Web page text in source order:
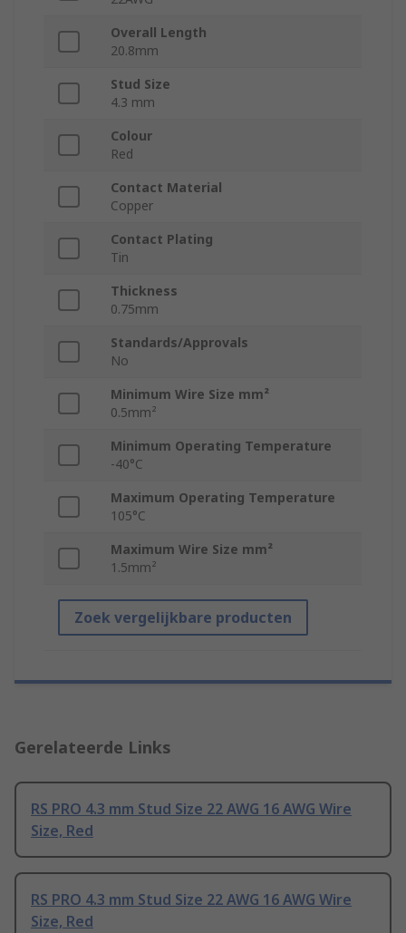
Overall Length
20.8mm
Stud Size
4.3 mm
Colour
Red
Contact Material
Copper
Contact Plating
Tin
Thickness
0.75mm
Standards/Approvals
No
Minimum Wire Size mm²
0.5mm²
Minimum Operating Temperature
-40°C
Maximum Operating Temperature
105°C
Maximum Wire Size mm²
1.5mm²
Zoek vergelijkbare producten
Gerelateerde Links
RS PRO 4.3 mm Stud Size 22 AWG 16 AWG Wire
Size, Red
RS PRO 4.3 mm Stud Size 22 AWG 16 AWG Wire
Size, Red